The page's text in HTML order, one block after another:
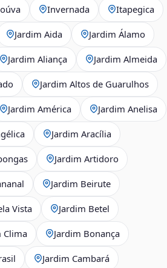
Invernada Itapegica
Jardim Aida Jardim Álamo
Jardim Aliança Jardim Almeida
Jardim Altos de Guarulhos
Jardim América Jardim Anelisa
Jardim Aracília
Jardim Artidoro
Jardim Beirute
Vista Jardim Betel
Clima Jardim Bonança
Jardim Cambará